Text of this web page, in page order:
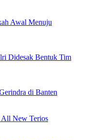
Awal Menuju
Didesak Bentuk Tim
di Banten
All New Terios